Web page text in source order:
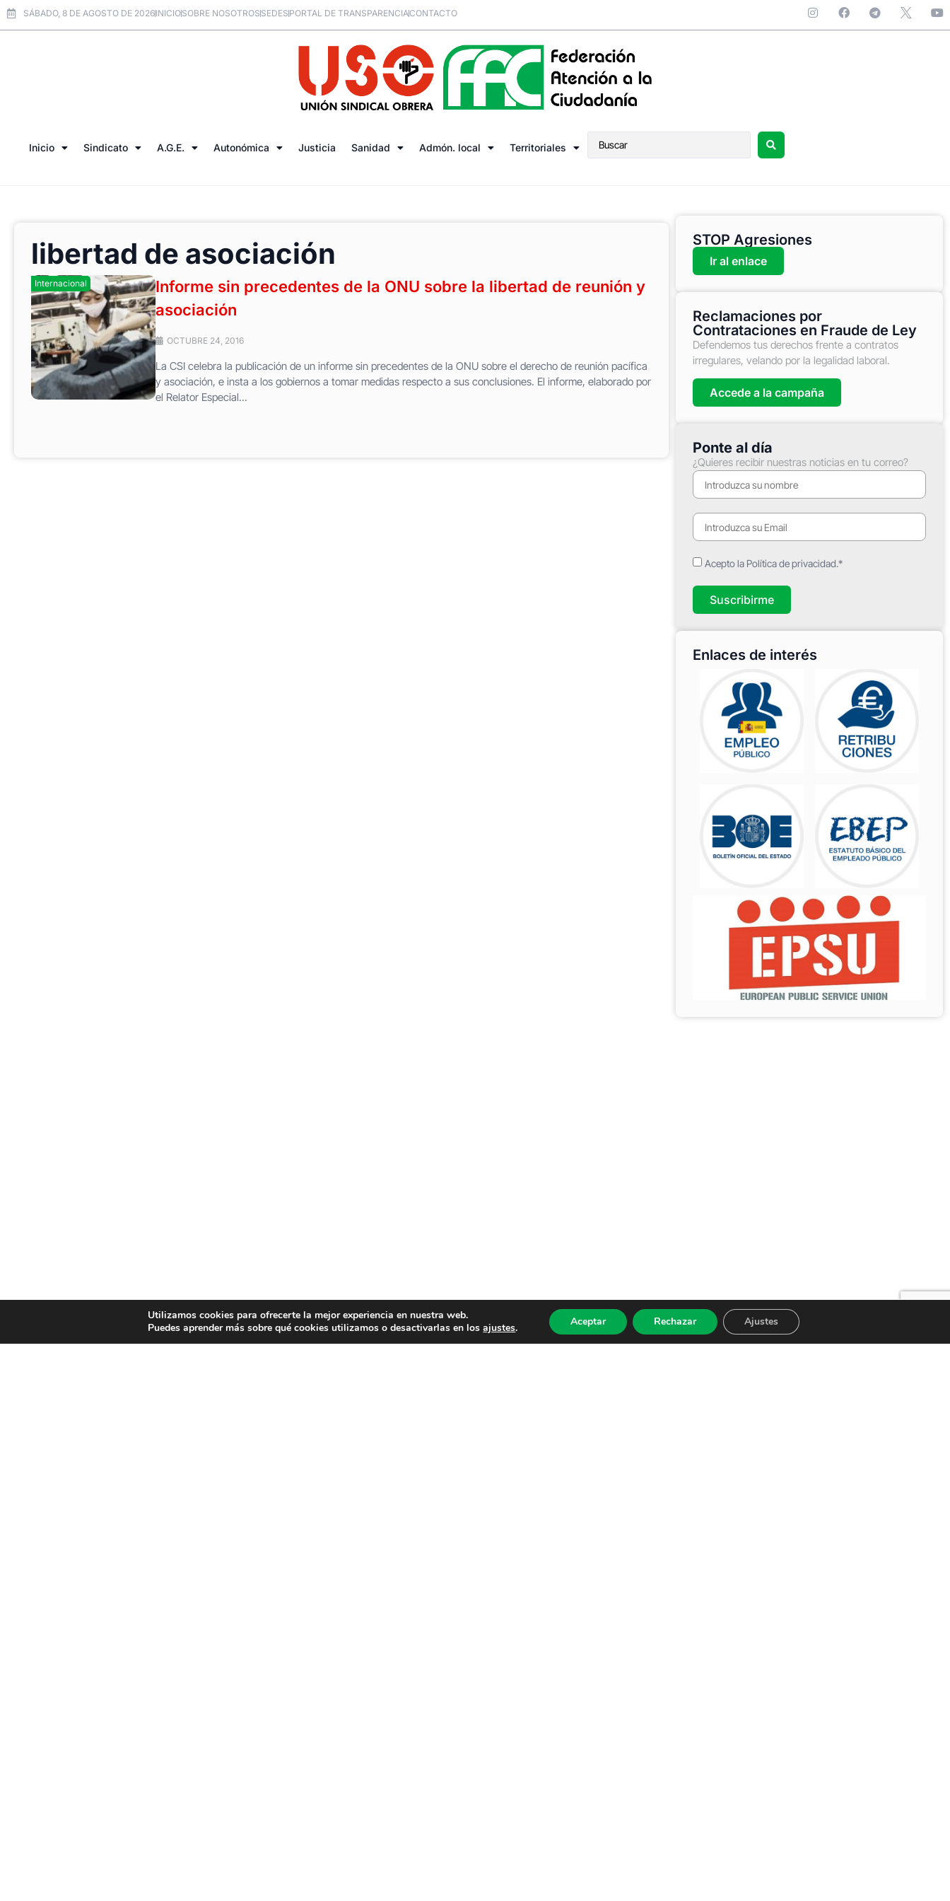
SÁBADO, 8 DE AGOSTO DE 2026INICIOSOBRE NOSOTROSSEDESPORTAL DE TRANSPARENCIACONTACTO
Inicio Sindicato A.G.E. Autonómica Justicia Sanidad Admón. local Territoriales
libertad de asociación
Internacional
Informe sin precedentes de la ONU sobre la libertad de reunión y
asociación
OCTUBRE 24, 2016
La CSI celebra la publicación de un informe sin precedentes de la ONU sobre el derecho de reunión pacífica
y asociación, e insta a los gobiernos a tomar medidas respecto a sus conclusiones. El informe, elaborado por
el Relator Especial...
STOP Agresiones
Ir al enlace
Reclamaciones por
Contrataciones en Fraude de Ley
Defendemos tus derechos frente a contratos
irregulares, velando por la legalidad laboral.
Accede a la campaña
Ponte al día
¿Quieres recibir nuestras noticias en tu correo?
Acepto la Política de privacidad.*
Suscribirme
Enlaces de interés
Utilizamos cookies para ofrecerte la mejor experiencia en nuestra web.
Puedes aprender más sobre qué cookies utilizamos o desactivarlas en losajustes. Aceptar Rechazar Ajustes